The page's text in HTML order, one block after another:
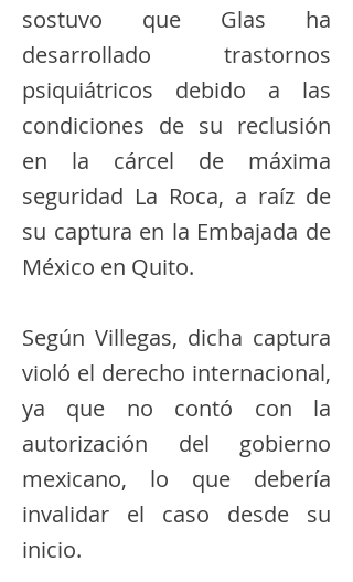
sostuvo que Glas ha
desarrollado trastornos
psiquiátricos debido a las
condiciones de su reclusión
en la cárcel de máxima
seguridad La Roca, a raíz de
su captura en la Embajada de
México en Quito.
Según Villegas, dicha captura
violó el derecho internacional,
ya que no contó con la
autorización del gobierno
mexicano, lo que debería
invalidar el caso desde su
inicio.